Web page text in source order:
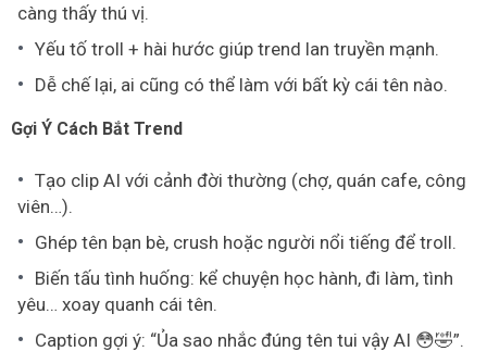
càng thấy thú vị.
Yếu tố troll + hài hước giúp trend lan truyền mạnh.
Dễ chế lại, ai cũng có thể làm với bất kỳ cái tên nào.
Gợi Ý Cách Bắt Trend
Tạo clip AI với cảnh đời thường (chợ, quán cafe, công
viên…).
Ghép tên bạn bè, crush hoặc người nổi tiếng để troll.
Biến tấu tình huống: kể chuyện học hành, đi làm, tình
yêu… xoay quanh cái tên.
Caption gợi ý: “Ủa sao nhắc đúng tên tui vậy AI 😳🤣”.